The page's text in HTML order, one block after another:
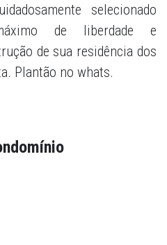
selecionado
de liberdade e
de sua residência dos
Plantão no whats.